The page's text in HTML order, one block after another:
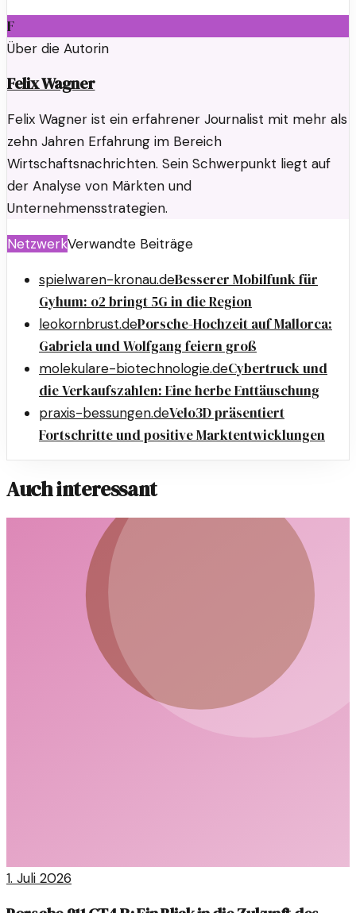
F
Über die Autorin
Felix Wagner
Felix Wagner ist ein erfahrener Journalist mit mehr als
zehn Jahren Erfahrung im Bereich
Wirtschaftsnachrichten. Sein Schwerpunkt liegt auf
der Analyse von Märkten und
Unternehmensstrategien.
NetzwerkVerwandte Beiträge
spielwaren-kronau.deBesserer Mobilfunk für
Gyhum: o2 bringt 5G in die Region
leokornbrust.dePorsche-Hochzeit auf Mallorca:
Gabriela und Wolfgang feiern groß
molekulare-biotechnologie.deCybertruck und
die Verkaufszahlen: Eine herbe Enttäuschung
praxis-bessungen.deVelo3D präsentiert
Fortschritte und positive Marktentwicklungen
Auch interessant
1. Juli 2026